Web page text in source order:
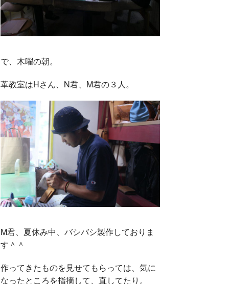
で、木曜の朝。
革教室はHさん、N君、M君の３人。
M君、夏休み中、バシバシ製作しておりま
す＾＾
作ってきたものを見せてもらっては、気に
なったところを指摘して、直してたり。